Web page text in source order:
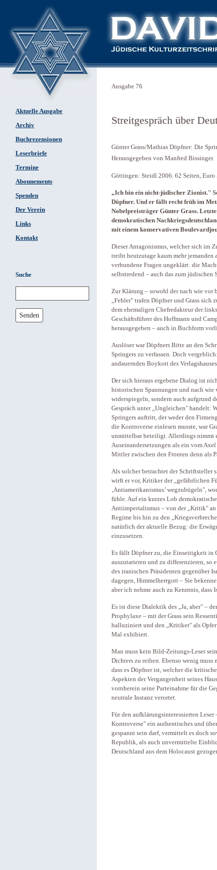
Aktuelle Ausgabe
Archiv
Buchrezensionen
Leserbriefe
Termine
Abonnements
Spenden
Der Verein
Links
Kontakt
Suche
Senden
Ausgabe 76
Streitgespräch über
Günter Grass/Mathias Döpfner: Die
Herausgegeben von Manfred Bissinger.
Göttingen: Steidl 2006. 62 Seiten,
„Ich bin ein nicht-jüdischer Zionist."
Döpfner. Und er fällt recht früh im
Nobelpreisträger Günter Grass.
demokratischen
mit einem konservativen
Dieser Antagonismus, welcher sich im
treibt heutzutage kaum mehr
verbundene Fragen ungeklärt: die
selbstredend – auch das zum jüdischen
Zur Klärung – sowohl der nach wie vor
„Fehler" trafen Döpfner und Grass sich
dem ehemaligen Chefredakteur der
Geschäftsführer des Hoffmann und
herausgegeben – auch in Buchform
Auslöser war Döpfners Bitte an den
Springers zu verfassen. Doch
andauernden Boykott des
Der sich hieraus ergebene Dialog ist
historischen Spannungen und nach
widerspiegeln, sondern auch aufgrund
Gespräch unter „Ungleichen" handelt:
Springers auftritt, der weder den
die Kontroverse einlesen musste, war
unmittelbar beteiligt. Allerdings nimmt
Auseinandersetzungen als ein vom
Mittler zwischen den Fronten denn als
Als solcher betrachtet der Schriftsteller
wirft er vor, Kritiker der „gefährlichen
‚Antiamerikanismus’ wegzubügeln",
fühle. Auf ein kurzes Lob
Antiimperialismus – von der „Kritik"
Regime bis hin zu den
natürlich der aktuelle Bezug: die
einzusetzen.
Es fällt Döpfner zu, die Einseitigkeit in
auszutarieren und zu differenzieren, so
des iranischen Präsidenten gegenüber
dagegen, Himmelherrgott – Sie
aber ich nehme auch zu Kenntnis,
Es ist diese Dialektik des „Ja, aber" –
Prophylaxe – mit der Grass sein
halluziniert und den „Kritiker" als
Mal exhibiert.
Man muss kein Bild-Zeitungs-Leser
Dichters zu reiben. Ebenso wenig
dass es Döpfner ist, welcher die
Aspekten der Vergangenheit seines
vornherein seine Parteinahme für die
neutrale Instanz verortet.
Für den aufklärungsinteressierten
Kontroverse" ein authentisches und
gespannt sein darf, vermittelt es doch
Republik, als auch unvermittelte
Deutschland aus dem Holocaust